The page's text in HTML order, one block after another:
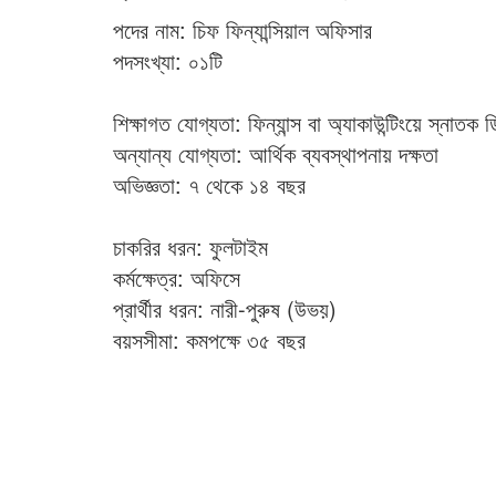
পদের নাম: চিফ ফিন্যান্সিয়াল অফিসার
পদসংখ্যা: ০১টি
শিক্ষাগত যোগ্যতা: ফিন্যান্স বা অ্যাকাউন্টিংয়ে স্নাতক
অন্যান্য যোগ্যতা: আর্থিক ব্যবস্থাপনায় দক্ষতা
অভিজ্ঞতা: ৭ থেকে ১৪ বছর
চাকরির ধরন: ফুলটাইম
কর্মক্ষেত্র: অফিসে
প্রার্থীর ধরন: নারী-পুরুষ (উভয়)
বয়সসীমা: কমপক্ষে ৩৫ বছর